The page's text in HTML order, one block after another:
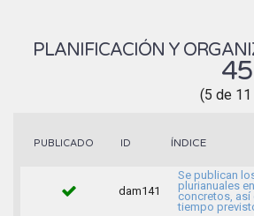
PLANIFICACIÓN Y
(5 de
PUBLICADO ID ÍNDICE
dam141
Se publican
plurianuales
concretos, así
tiempo